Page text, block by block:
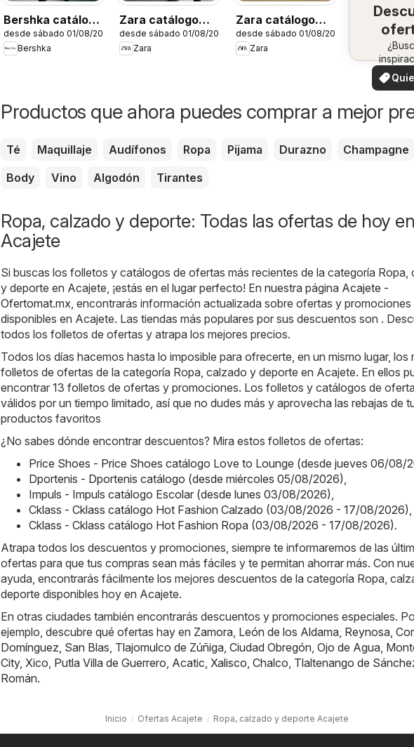
Bershka catálogo
Men's clothing
desde sábado 01/08/2026
Bershka
Zara catálogo
Boys'
desde sábado 01/08/2026
Zara
Zara catálogo
Girls'
desde sábado 01/08/2026
Zara
en
¡Mira
ofertas
ver
Productos que ahora puedes comprar a mejor
Té Maquillaje Audífonos Ropa Pijama Durazno
Champagne
Body
Vino Algodón Tirantes
Ropa, calzado y deporte: Todas las ofertas de hoy en
Acajete
Si buscas los folletos y catálogos de ofertas más recientes de la categoría Ropa,
y deporte en Acajete, ¡estás en el lugar perfecto! En nuestra página Acajete -
Ofertomat.mx , encontrarás información actualizada sobre ofertas y promociones
disponibles en Acajete. Las tiendas más populares por sus descuentos son .
todos los folletos de ofertas y atrapa los mejores precios.
Todos los días hacemos hasta lo imposible para ofrecerte, en un mismo lugar, los
folletos de ofertas de la categoría Ropa, calzado y deporte en Acajete. En ellos
encontrar 13 folletos de ofertas y promociones. Los folletos y catálogos de
válidos por un tiempo limitado, así que no dudes más y aprovecha las rebajas de
productos favoritos
¿No sabes dónde encontrar descuentos? Mira estos folletos de ofertas:
Price Shoes - Price Shoes catálogo Love to Lounge (desde jueves 06/08/
Dportenis - Dportenis catálogo (desde miércoles 05/08/2026)
Impuls - Impuls catálogo Escolar (desde lunes 03/08/2026)
Cklass - Cklass catálogo Hot Fashion Calzado (03/08/2026 - 17/08/2026)
Cklass - Cklass catálogo Hot Fashion Ropa (03/08/2026 - 17/08/2026).
Atrapa todos los descuentos y promociones, siempre te informaremos de las
ofertas para que tus compras sean más fáciles y te permitan ahorrar más. Con
ayuda, encontrarás fácilmente los mejores descuentos de la categoría Ropa,
deporte disponibles hoy en Acajete.
En otras ciudades también encontrarás descuentos y promociones especiales.
ejemplo, descubre qué ofertas hay en Zamora León de los Aldama Reynosa
Domínguez San Blas Tlajomulco de Zúñiga Ciudad Obregón Ojo de Agua
City, Xico Putla Villa de Guerrero Acatic Xalisco Chalco Tlaltenango de
Román.
Inicio Ofertas Acajete Ropa, calzado y deporte Acajete